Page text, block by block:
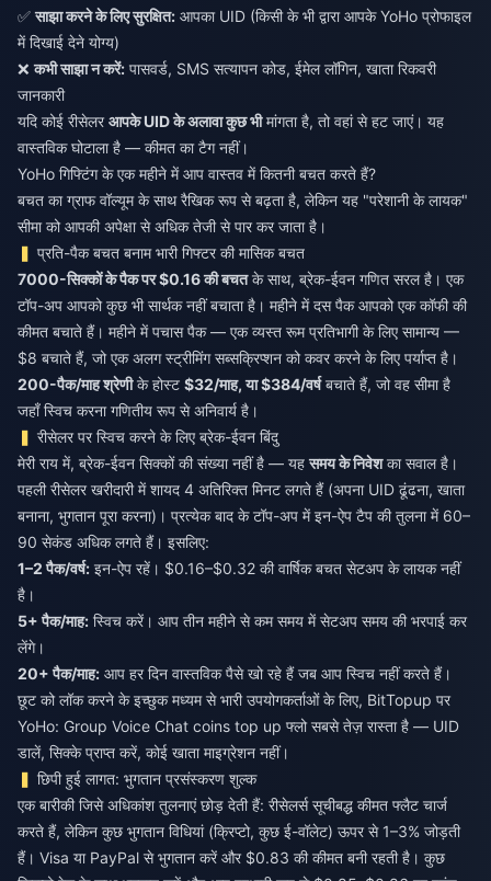
✅साझा करने के लिए सुरक्षित: आपका UID (किसी के भी द्वारा आपके YoHo प्रोफाइल
में दिखाई देने योग्य)
❌कभी साझा न करें: पासवर्ड, SMS सत्यापन कोड, ईमेल लॉगिन, खाता रिकवरी
जानकारी
यदि कोई रीसेलरआपके UID के अलावा कुछ भीमांगता है, तो वहां से हट जाएं। यह
वास्तविक घोटाला है — कीमत का टैग नहीं।
YoHo गिफ्टिंग के एक महीने में आप वास्तव में कितनी बचत करते हैं?
बचत का ग्राफ वॉल्यूम के साथ रैखिक रूप से बढ़ता है, लेकिन यह "परेशानी के लायक"
सीमा को आपकी अपेक्षा से अधिक तेजी से पार कर जाता है।
प्रति-पैक बचत बनाम भारी गिफ्टर की मासिक बचत
7000-सिक्कों के पैक पर $0.16 की बचतके साथ, ब्रेक-ईवन गणित सरल है। एक
टॉप-अप आपको कुछ भी सार्थक नहीं बचाता है। महीने में दस पैक आपको एक कॉफी की
कीमत बचाते हैं। महीने में पचास पैक — एक व्यस्त रूम प्रतिभागी के लिए सामान्य —
$8 बचाते हैं, जो एक अलग स्ट्रीमिंग सब्सक्रिप्शन को कवर करने के लिए पर्याप्त है।
200-पैक/माह श्रेणीके होस्ट $32/माह, या $384/वर्षबचाते हैं, जो वह सीमा है
जहाँ स्विच करना गणितीय रूप से अनिवार्य है।
रीसेलर पर स्विच करने के लिए ब्रेक-ईवन बिंदु
मेरी राय में, ब्रेक-ईवन सिक्कों की संख्या नहीं है — यहसमय के निवेशका सवाल है।
पहली रीसेलर खरीदारी में शायद 4 अतिरिक्त मिनट लगते हैं (अपना UID ढूंढना, खाता
बनाना, भुगतान पूरा करना)। प्रत्येक बाद के टॉप-अप में इन-ऐप टैप की तुलना में 60–
90 सेकंड अधिक लगते हैं। इसलिए:
1–2 पैक/वर्ष: इन-ऐप रहें। $0.16–$0.32 की वार्षिक बचत सेटअप के लायक नहीं
है।
5+ पैक/माह: स्विच करें। आप तीन महीने से कम समय में सेटअप समय की भरपाई कर
लेंगे।
20+ पैक/माह: आप हर दिन वास्तविक पैसे खो रहे हैं जब आप स्विच नहीं करते हैं।
छूट को लॉक करने के इच्छुक मध्यम से भारी उपयोगकर्ताओं के लिए, BitTopup पर
YoHo: Group Voice Chat coins top up फ्लो सबसे तेज़ रास्ता है — UID
डालें, सिक्के प्राप्त करें, कोई खाता माइग्रेशन नहीं।
छिपी हुई लागत: भुगतान प्रसंस्करण शुल्क
एक बारीकी जिसे अधिकांश तुलनाएं छोड़ देती हैं: रीसेलर्स सूचीबद्ध कीमत फ्लैट चार्ज
करते हैं, लेकिन कुछ भुगतान विधियां (क्रिप्टो, कुछ ई-वॉलेट) ऊपर से 1–3% जोड़ती
हैं। Visa या PayPal से भुगतान करें और $0.83 की कीमत बनी रहती है। कुछ